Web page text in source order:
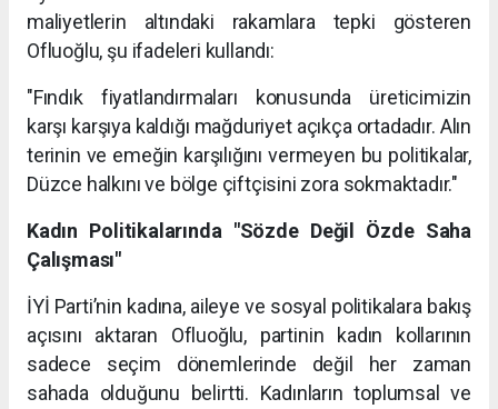
maliyetlerin altındaki rakamlara tepki gösteren
Ofluoğlu, şu ifadeleri kullandı:
"Fındık fiyatlandırmaları konusunda üreticimizin
karşı karşıya kaldığı mağduriyet açıkça ortadadır. Alın
terinin ve emeğin karşılığını vermeyen bu politikalar,
Düzce halkını ve bölge çiftçisini zora sokmaktadır."
Kadın Politikalarında "Sözde Değil Özde Saha
Çalışması"
İYİ Parti’nin kadına, aileye ve sosyal politikalara bakış
açısını aktaran Ofluoğlu, partinin kadın kollarının
sadece seçim dönemlerinde değil her zaman
sahada olduğunu belirtti. Kadınların toplumsal ve